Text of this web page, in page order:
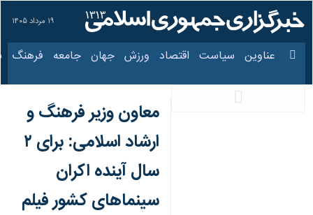
۱۹ مرداد ۱۴۰۵
عناوین‌ سیاست اقتصاد ورزش جهان جامعه فرهنگ
معاون وزیر فرهنگ و
ارشاد اسلامی: برای ۲
سال آینده اکران
سینماهای کشور فیلم